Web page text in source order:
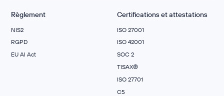
Règlement
NIS2
RGPD
EU AI Act
Certifications et attestations
ISO 27001
ISO 42001
SOC 2
TISAX®
ISO 27701
C5